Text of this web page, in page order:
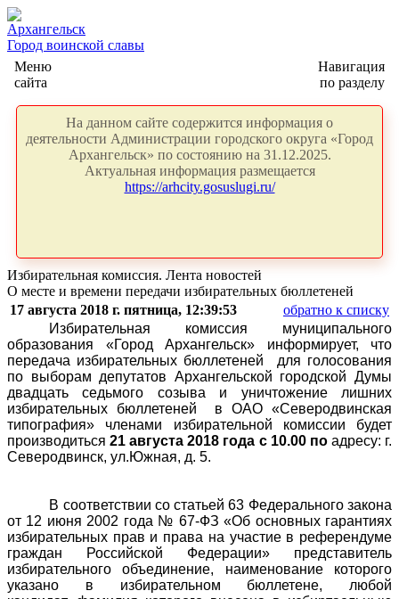
Архангельск
Город воинской славы
Меню
сайта
Навигация
по разделу
На данном сайте содержится информация о
деятельности Администрации городского округа «Город
Архангельск» по состоянию на 31.12.2025.
Актуальная информация размещается
https://arhcity.gosuslugi.ru/
Избирательная комиссия. Лента новостей
О месте и времени передачи избирательных бюллетеней
17 августа 2018 г. пятница, 12:39:53
обратно к списку
Избирательная комиссия муниципального
образования «Город Архангельск» информирует, что
передача избирательных бюллетеней для голосования
по выборам депутатов Архангельской городской Думы
двадцать седьмого созыва и уничтожение лишних
избирательных бюллетеней в ОАО «Северодвинская
типография» членами избирательной комиссии будет
производиться21 августа 2018 года с 10.00 по адресу: г.
Северодвинск, ул.Южная, д. 5.
В соответствии со статьей 63 Федерального закона
от 12 июня 2002 года № 67-ФЗ «Об основных гарантиях
избирательных прав и права на участие в референдуме
граждан Российской Федерации» представитель
избирательного объединение, наименование которого
указано в избирательном бюллетене, любой